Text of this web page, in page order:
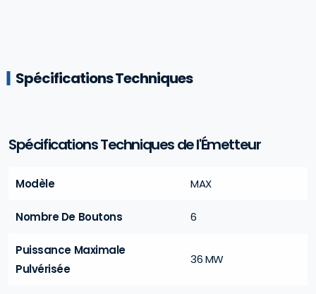
Spécifications Techniques
Spécifications Techniques de l'Émetteur
Modèle MAX
Nombre De Boutons 6
Puissance Maximale
Pulvérisée
36 MW